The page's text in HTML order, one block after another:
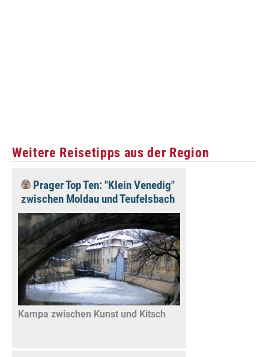
Weitere Reisetipps aus der Region
Prager Top Ten: "Klein Venedig"
zwischen Moldau und Teufelsbach
Kampa zwischen Kunst und Kitsch